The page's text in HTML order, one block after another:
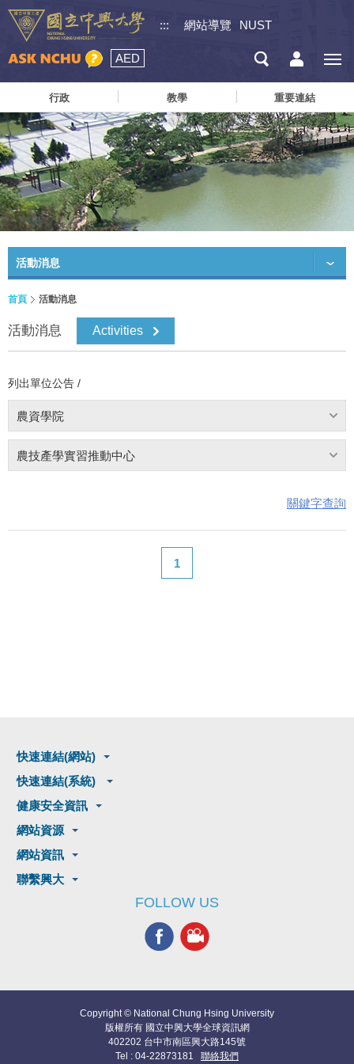
::: 網站導覽 NUST
AED
行政 教學 重要連結
活動消息
首頁 活動消息
活動消息 Activities
列出單位公告 /
農資學院
農技產學實習推動中心
關鍵字查詢
1
快速連結(網站)
快速連結(系統)
健康安全資訊
網站資源
網站資訊
聯繫興大
FOLLOW US
Copyright © National Chung Hsing University
版權所有 國立中興大學全球資訊網
402202 台中市南區興大路145號
Tel : 04-22873181 聯絡我們